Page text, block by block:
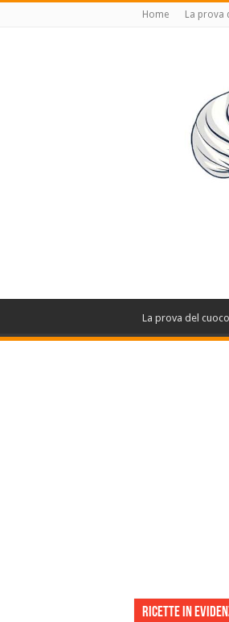
Home La prova
La prova del cuoco
Ricette in